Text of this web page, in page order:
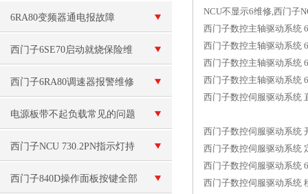
故障维修 故障代码：F60105
6RA80变频器通电报故障
F60100
西门子6SE70启动就烧保险维
修
西门子6RA80调速器报警维修
电源板带不起负载常见的问题
西门子NCU 730.2PN指示灯持
续亮红色维修
西门子840D操作面板按键全部
NCU不显示6维修,西门子
西门子数控主轴驱动系统
西门子数控主轴驱动系统
西门子数控主轴驱动系
西门子数控主轴驱动系
西门子数控伺服驱动系统
西门子数控伺服驱动系
西门子数控伺服驱动系
西门子数控伺服驱动系统
西门子数控伺服驱动系统